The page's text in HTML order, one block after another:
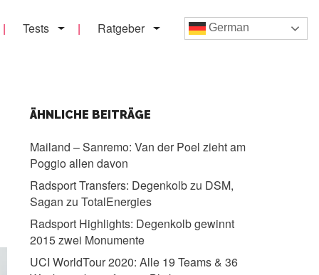
Tests Ratgeber German
ÄHNLICHE BEITRÄGE
Mailand – Sanremo: Van der Poel zieht am
Poggio allen davon
Radsport Transfers: Degenkolb zu DSM,
Sagan zu TotalEnergies
Radsport Highlights: Degenkolb gewinnt
2015 zwei Monumente
UCI WorldTour 2020: Alle 19 Teams & 36